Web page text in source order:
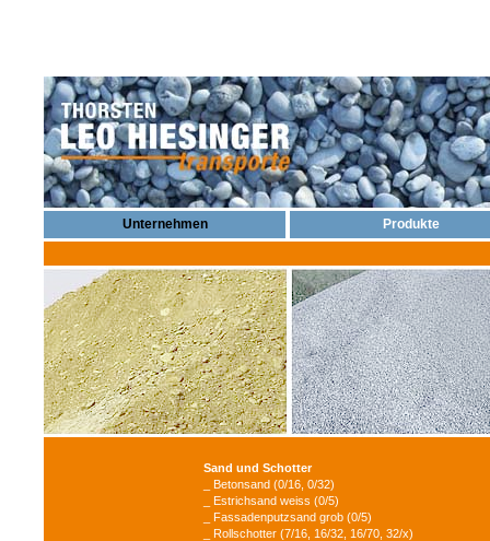
Unternehmen Produkte
Sand und Schotter
_ Betonsand (0/16, 0/32)
_ Estrichsand weiss (0/5)
_ Fassadenputzsand grob (0/5)
_ Rollschotter (7/16, 16/32, 16/70, 32/x)